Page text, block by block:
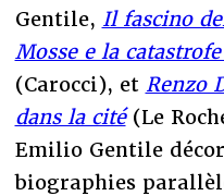
Gentile, Il fascino
Mosse e la
(Carocci), et Renzo
dans la cité(Le
Emilio Gentile
biographies